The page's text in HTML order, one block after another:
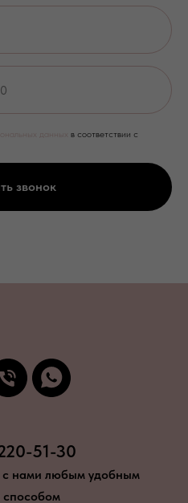
данных в соответствии с
звонок
51-30
с нами любым удобным
способом